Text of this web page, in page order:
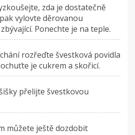
zda je dostatečně
vylovte děrovanou
Ponechte je na teple.
rozřeďte švestková povidla
je cukrem a skořicí.
přelijte švestkovou
můžete ještě dozdobit